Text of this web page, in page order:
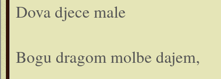
Dova djece male
Bogu dragom molbe dajem,